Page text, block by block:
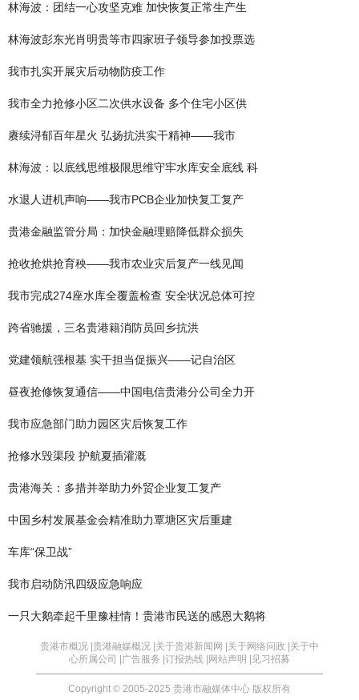
林海波：团结一心攻坚克难 加快恢复正常生产生
林海波彭东光肖明贵等市四家班子领导参加投票选
我市扎实开展灾后动物防疫工作
我市全力抢修小区二次供水设备 多个住宅小区供
赓续浔郁百年星火 弘扬抗洪实干精神——我市
林海波：以底线思维极限思维守牢水库安全底线 科
水退人进机声响——我市PCB企业加快复工复产
贵港金融监管分局：加快金融理赔降低群众损失
抢收抢烘抢育秧——我市农业灾后复产一线见闻
我市完成274座水库全覆盖检查 安全状况总体可控
跨省驰援，三名贵港籍消防员回乡抗洪
党建领航强根基 实干担当促振兴——记自治区
昼夜抢修恢复通信——中国电信贵港分公司全力开
我市应急部门助力园区灾后恢复工作
抢修水毁渠段 护航夏插灌溉
贵港海关：多措并举助力外贸企业复工复产
中国乡村发展基金会精准助力覃塘区灾后重建
车库“保卫战”
我市启动防汛四级应急响应
一只大鹅牵起千里豫桂情！贵港市民送的感恩大鹅将
贵港市概况 | 贵港融媒概况 | 关于贵港新闻网 | 关于网络问政 | 关于中
心所属公司 | 广告服务 | 订报热线 | 网站声明 | 见习招募
Copyright © 2005-2025 贵港市融媒体中心 版权所有